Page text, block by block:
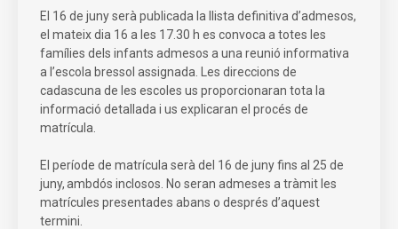
El 16 de juny serà publicada la llista definitiva d’admesos,
el mateix dia 16 a les 17.30 h es convoca a totes les
famílies dels infants admesos a una reunió informativa
a l’escola bressol assignada. Les direccions de
cadascuna de les escoles us proporcionaran tota la
informació detallada i us explicaran el procés de
matrícula.
El període de matrícula serà del 16 de juny fins al 25 de
juny, ambdós inclosos. No seran admeses a tràmit les
matrícules presentades abans o després d’aquest
termini.